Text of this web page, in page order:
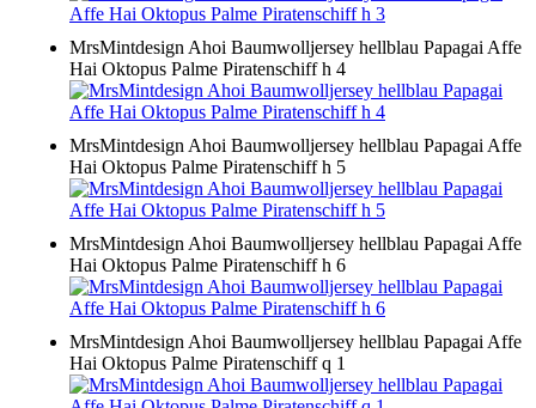
MrsMintdesign Ahoi Baumwolljersey hellblau Papagai Affe
Hai Oktopus Palme Piratenschiff h 4
MrsMintdesign Ahoi Baumwolljersey hellblau Papagai Affe
Hai Oktopus Palme Piratenschiff h 5
MrsMintdesign Ahoi Baumwolljersey hellblau Papagai Affe
Hai Oktopus Palme Piratenschiff h 6
MrsMintdesign Ahoi Baumwolljersey hellblau Papagai Affe
Hai Oktopus Palme Piratenschiff q 1